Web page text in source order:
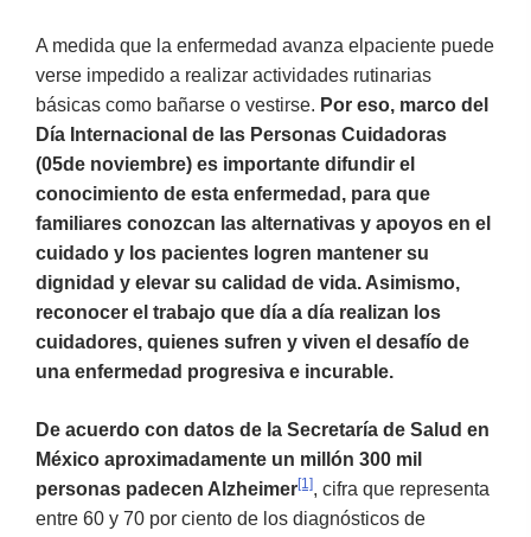
A medida que la enfermedad avanza elpaciente puede
verse impedido a realizar actividades rutinarias
básicas como bañarse o vestirse. Por eso, marco del
Día Internacional de las Personas Cuidadoras
(05de noviembre) es importante difundir el
conocimiento de esta enfermedad, para que
familiares conozcan las alternativas y apoyos en el
cuidado y los pacientes logren mantener su
dignidad y elevar su calidad de vida. Asimismo,
reconocer el trabajo que día a día realizan los
cuidadores, quienes sufren y viven el desafío de
una enfermedad progresiva e incurable.
De acuerdo con datos de la Secretaría de Salud en
México aproximadamente un millón 300 mil
personas padecen Alzheimer[1], cifra que representa
entre 60 y 70 por ciento de los diagnósticos de